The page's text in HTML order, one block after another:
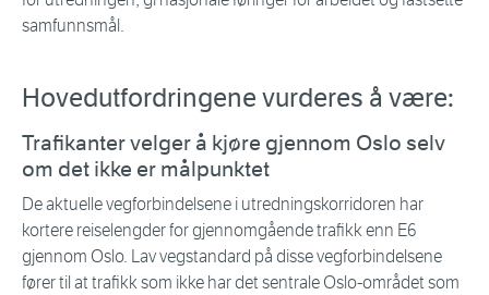
samfunnsmål.
Hovedutfordringene vurderes å være:
Trafikanter velger å kjøre gjennom Oslo selv
om det ikke er målpunktet
De aktuelle vegforbindelsene i utredningskorridoren har
kortere reiselengder for gjennomgående trafikk enn E6
gjennom Oslo. Lav vegstandard på disse vegforbindelsene
fører til at trafikk som ikke har det sentrale Oslo-området som